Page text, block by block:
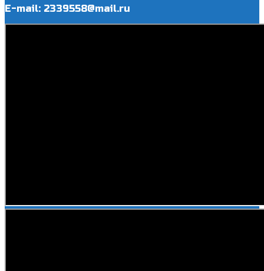
E-mail: 2339558@mail.ru